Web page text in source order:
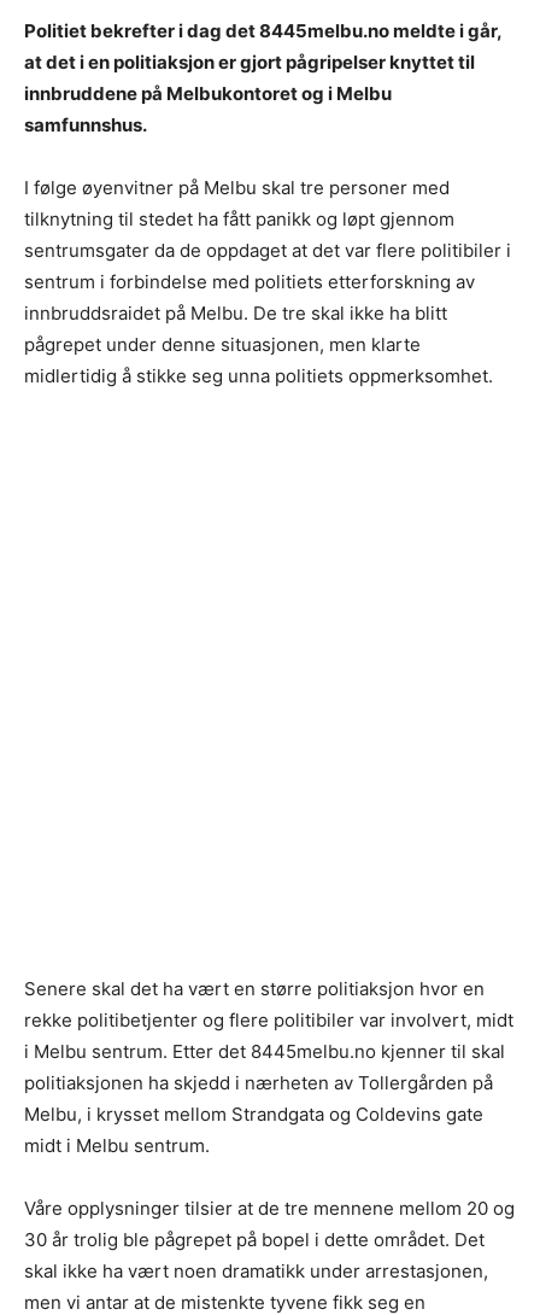
Politiet bekrefter i dag det 8445melbu.no meldte i går,
at det i en politiaksjon er gjort pågripelser knyttet til
innbruddene på Melbukontoret og i Melbu
samfunnshus.
I følge øyenvitner på Melbu skal tre personer med
tilknytning til stedet ha fått panikk og løpt gjennom
sentrumsgater da de oppdaget at det var flere politibiler i
sentrum i forbindelse med politiets etterforskning av
innbruddsraidet på Melbu. De tre skal ikke ha blitt
pågrepet under denne situasjonen, men klarte
midlertidig å stikke seg unna politiets oppmerksomhet.
Senere skal det ha vært en større politiaksjon hvor en
rekke politibetjenter og flere politibiler var involvert, midt
i Melbu sentrum. Etter det 8445melbu.no kjenner til skal
politiaksjonen ha skjedd i nærheten av Tollergården på
Melbu, i krysset mellom Strandgata og Coldevins gate
midt i Melbu sentrum.
Våre opplysninger tilsier at de tre mennene mellom 20 og
30 år trolig ble pågrepet på bopel i dette området. Det
skal ikke ha vært noen dramatikk under arrestasjonen,
men vi antar at de mistenkte tyvene fikk seg en